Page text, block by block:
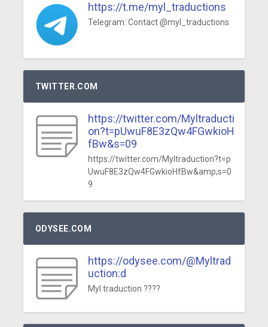
https://t.me/myl_traductions
Telegram: Contact @myl_traductions
TWITTER.COM
https://twitter.com/Myltraducti
on?t=pUwuF8E3zQw4FGwkioH
fBw&s=09
https://twitter.com/Myltraduction?t=p
UwuF8E3zQw4FGwkioHfBw&amp;s=0
9
ODYSEE.COM
https://odysee.com/@Myltrad
uction:d
Myl traduction ????